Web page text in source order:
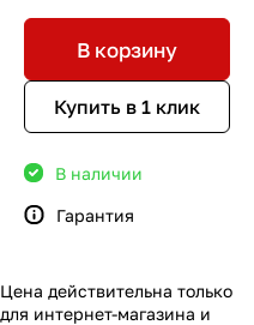
В корзину
Купить в 1 клик
В наличии
Гарантия
Цена действительна только
для интернет-магазина и